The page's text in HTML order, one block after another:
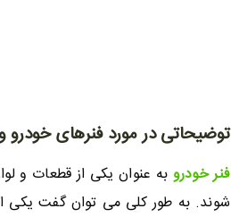
توضیحاتی در مورد فنرهای خودرو
فنر خودرو به عنوان یکی از قطعات و
شوند. به طور کلی می توان گفت یکی